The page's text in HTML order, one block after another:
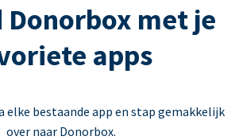
Donorbox met je
apps
bestaande app en stap gemakkelijk
over naar Donorbox.